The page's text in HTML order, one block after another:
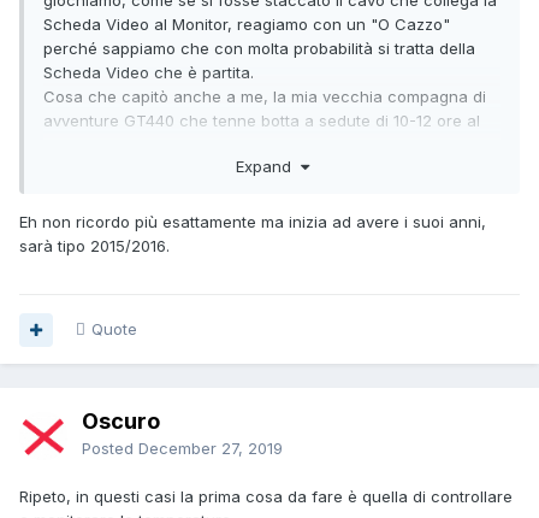
Scheda Video al Monitor, reagiamo con un "O Cazzo"
perché sappiamo che con molta probabilità si tratta della
Scheda Video che è partita.
Cosa che capitò anche a me, la mia vecchia compagna di
avventure GT440 che tenne botta a sedute di 10-12 ore al
giochi che sembrava impossibile che potessero girare, poi
mettere la Scheda Video nel forno, ed ecco che continuò a
campare per un altro anno per poi morire definitivamente,
potrebbe quasi scartare subito, in questi casi la prima cosa
che dovresti fare è quella di controllare le temperature, ma
Expand
Eh non ricordo più esattamente ma inizia ad avere i suoi anni,
sarà tipo 2015/2016.
Quote
Oscuro
Posted December 27, 2019
Ripeto, in questi casi la prima cosa da fare è quella di controllare